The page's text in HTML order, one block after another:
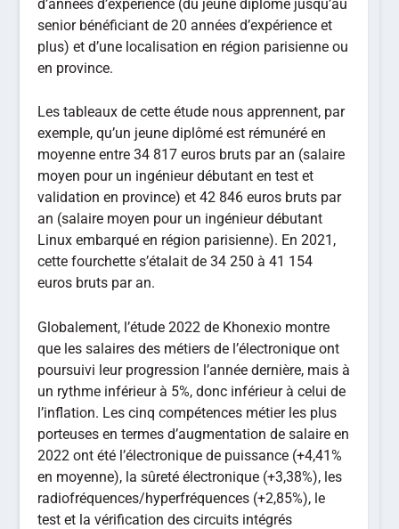
d’années d’expérience (du jeune diplômé jusqu’au
senior bénéficiant de 20 années d’expérience et
plus) et d’une localisation en région parisienne ou
en province.
Les tableaux de cette étude nous apprennent, par
exemple, qu’un jeune diplômé est rémunéré en
moyenne entre 34 817 euros bruts par an (salaire
moyen pour un ingénieur débutant en test et
validation en province) et 42 846 euros bruts par
an (salaire moyen pour un ingénieur débutant
Linux embarqué en région parisienne). En 2021,
cette fourchette s’étalait de 34 250 à 41 154
euros bruts par an.
Globalement, l’étude 2022 de Khonexio montre
que les salaires des métiers de l’électronique ont
poursuivi leur progression l’année dernière, mais à
un rythme inférieur à 5%, donc inférieur à celui de
l’inflation. Les cinq compétences métier les plus
porteuses en termes d’augmentation de salaire en
2022 ont été l’électronique de puissance (+4,41%
en moyenne), la sûreté électronique (+3,38%), les
radiofréquences/hyperfréquences (+2,85%), le
test et la vérification des circuits intégrés